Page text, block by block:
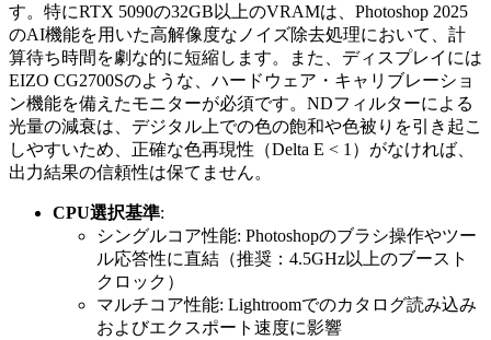
す。特にRTX 5090の32GB以上のVRAMは、Photoshop 2025
のAI機能を用いた高解像度なノイズ除去処理において、計
算待ち時間を劇な的に短縮します。また、ディスプレイには
EIZO CG2700Sのような、ハードウェア・キャリブレーショ
ン機能を備えたモニターが必須です。NDフィルターによる
光量の減衰は、デジタル上での色の飽和や色被りを引き起こ
しやすいため、正確な色再現性（Delta E < 1）がなければ、
出力結果の信頼性は保てません。
CPU選択基準:
シングルコア性能: Photoshopのブラシ操作やツー
ル応答性に直結（推奨：4.5GHz以上のブースト
クロック）
マルチコア性能: Lightroomでのカタログ読み込み
およびエクスポート速度に影響